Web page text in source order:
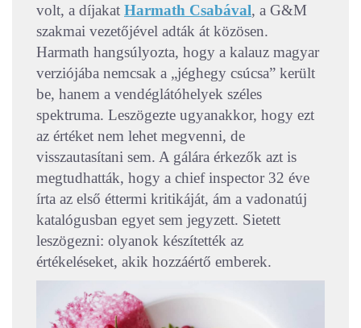
volt, a díjakat Harmath Csabával, a G&M
szakmai vezetőjével adták át közösen.
Harmath hangsúlyozta, hogy a kalauz magyar
verziójába nemcsak a „jéghegy csúcsa” került
be, hanem a vendéglátóhelyek széles
spektruma. Leszögezte ugyanakkor, hogy ezt
az értéket nem lehet megvenni, de
visszautasítani sem. A gálára érkezők azt is
megtudhatták, hogy a chief inspector 32 éve
írta az első éttermi kritikáját, ám a vadonatúj
katalógusban egyet sem jegyzett. Sietett
leszögezni: olyanok készítették az
értékeléseket, akik hozzáértő emberek.